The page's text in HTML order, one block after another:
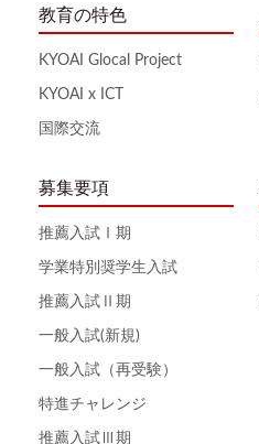
教育の特色
KYOAI Glocal Project
KYOAI x ICT
国際交流
募集要項
推薦入試Ⅰ期
学業特別奨学生入試
推薦入試Ⅱ期
一般入試(新規)
一般入試（再受験）
特進チャレンジ
推薦入試Ⅲ期